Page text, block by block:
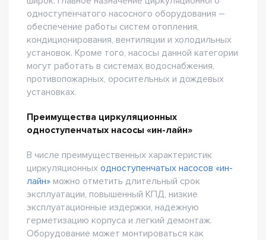
одноступенчатого насосного оборудования –
обеспечение работы систем отопления,
кондиционирования, вентиляции и холодильных
установок. Кроме того, насосы данной категории
могут работать в системах водоснабжения,
противопожарных, оросительных и дождевых
установках.
Преимущества циркуляционных
одноступенчатых насосы «ин-лайн»
В числе преимущественных характеристик
циркуляционных одноступенчатых насосов «ин-
лайн» можно отметить длительный срок
эксплуатации, повышенный КПД, низкие
эксплуатационные издержки, надежную
герметизацию корпуса и легкий демонтаж.
Оборудование может монтироваться как